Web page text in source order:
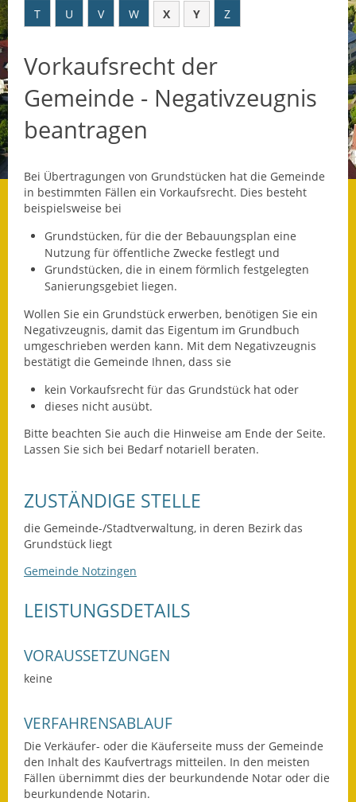
Datenschutz
Datenschutz im
Steueramt
Gebärdensprache
Was die Alten noch
Wagner-Werkstatt
Informationsbroschüre
Lärmaktionsplan
Leichte Sprache
Infos in Leichter Sprache
Mitteilungsblatt
Notfallplanung
Ortsplan
Straßenbau
Ausweichfahrplan
Buslinie 168
T
U V W X Y Z
Vorkaufsrecht der
Gemeinde - Negativzeugnis
beantragen
Bei Übertragungen von Grundstücken hat die Gemeinde
in bestimmten Fällen ein Vorkaufsrecht. Dies besteht
beispielsweise bei
Grundstücken, für die der Bebauungsplan eine
Nutzung für öffentliche Zwecke festlegt und
Grundstücken, die in einem förmlich festgelegten
Sanierungsgebiet liegen.
Wollen Sie ein Grundstück erwerben, benötigen Sie ein
Negativzeugnis, damit das Eigentum im Grundbuch
umgeschrieben werden kann. Mit dem Negativzeugnis
bestätigt die Gemeinde Ihnen, dass sie
kein Vorkaufsrecht für das Grundstück hat oder
dieses nicht ausübt.
Bitte beachten Sie auch die Hinweise am Ende der Seite.
Lassen Sie sich bei Bedarf notariell beraten.
ZUSTÄNDIGE STELLE
die Gemeinde-/Stadtverwaltung, in deren Bezirk das
Grundstück liegt
Gemeinde Notzingen
LEISTUNGSDETAILS
VORAUSSETZUNGEN
keine
VERFAHRENSABLAUF
Die Verkäufer- oder die Käuferseite muss der Gemeinde
den Inhalt des Kaufvertrags mitteilen. In den meisten
Fällen übernimmt dies der beurkundende Notar oder die
beurkundende Notarin.